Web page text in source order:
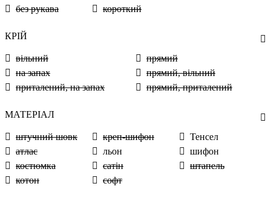
без рукава
короткий
КРІЙ
вільний
на запах
приталений, на запах
прямий
прямий, вільний
прямий, приталений
МАТЕРІАЛ
штучний шовк
атлас
костюмка
котон
креп-шифон
льон
сатін
софт
Тенсел
шифон
штапель